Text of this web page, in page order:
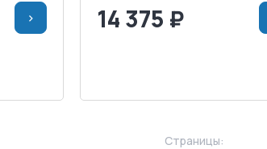
> 14 375 ₽
Страницы: